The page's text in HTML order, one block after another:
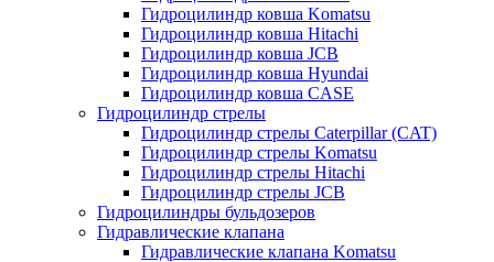
Гидроцилиндр ковша Komatsu
Гидроцилиндр ковша Hitachi
Гидроцилиндр ковша JCB
Гидроцилиндр ковша Hyundai
Гидроцилиндр ковша CASE
Гидроцилиндр стрелы
Гидроцилиндр стрелы Caterpillar (CAT)
Гидроцилиндр стрелы Komatsu
Гидроцилиндр стрелы Hitachi
Гидроцилиндр стрелы JCB
Гидроцилиндры бульдозеров
Гидравлические клапана
Гидравлические клапана Komatsu